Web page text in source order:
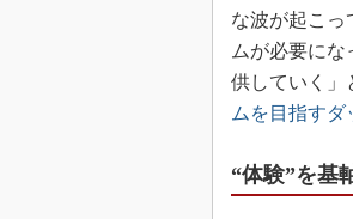
な波が起こっ
ムが必要に
供していく」
ムを目指す
“体験”を基